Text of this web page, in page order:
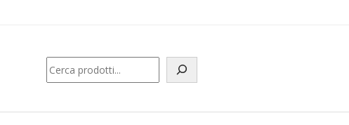
Cerca